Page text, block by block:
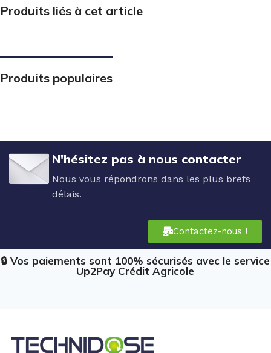
Produits liés à cet article
Produits populaires
N'hésitez pas à nous contacter
Nous vous répondrons dans les plus brefs
délais.
Contactez-nous !
🔒 Vos paiements sont 100% sécurisés avec le service
Up2Pay Crédit Agricole